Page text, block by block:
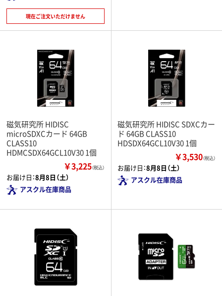
現在ご注文いただけません
磁気研究所 HIDISC
microSDXCカード 64GB
CLASS10
HDMCSDX64GCL10V30 1個
￥3,225（税込）
お届け日：8月8日（土）
アスクル在庫商品
磁気研究所 HIDISC SDXCカー
ド 64GB CLASS10
HDSDX64GCL10V30 1個
￥3,530（税込）
お届け日：8月8日（土）
アスクル在庫商品